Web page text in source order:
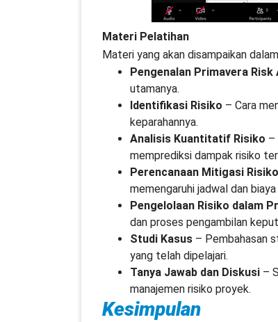
Materi Pelatihan
Materi yang akan disampaikan
Pengenalan Primavera Risk
utamanya.
Identifikasi Risiko – Cara
keparahannya.
Analisis Kuantitatif Risiko –
memprediksi dampak risiko
Perencanaan Mitigasi Risiko
memengaruhi jadwal dan
Pengelolaan Risiko dalam
dan proses pengambilan
Studi Kasus – Pembahasan
yang telah dipelajari.
Tanya Jawab dan Diskusi –
manajemen risiko proyek.
Kesimpulan